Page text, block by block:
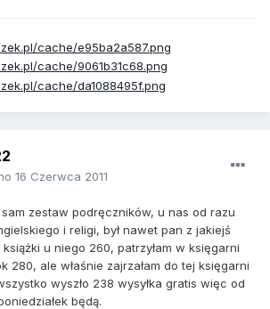
16 Czerwca 2011
zestaw podręczników, u nas od razu
i religi, był nawet pan z jakiejś
u niego 260, patrzyłam w księgarni
280, ale właśnie zajrzałam do tej księgarni
wyszło 238 wysyłka gratis więc od
będą.